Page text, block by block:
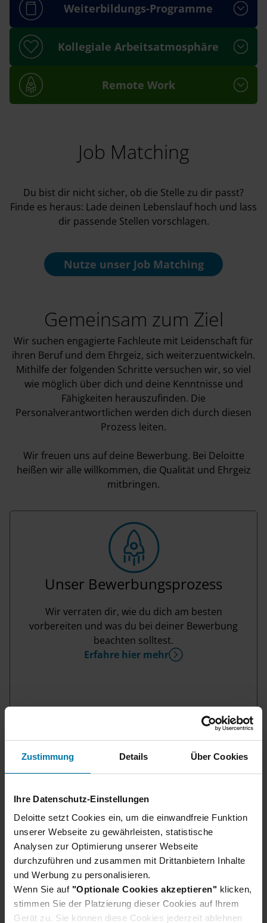
Zustimmung Details Über Cookies
Ihre Datenschutz-Einstellungen
Deloitte setzt Cookies ein, um die einwandfreie Funktion
unserer Webseite zu gewährleisten, statistische
Analysen zur Optimierung unserer Webseite
durchzuführen und zusammen mit Drittanbietern Inhalte
und Werbung zu personalisieren.
Wenn Sie auf "Optionale Cookies akzeptieren" klicken,
stimmen Sie der Platzierung dieser Cookies auf Ihrem
Gerät zu. Sie können diese Cookies jederzeit ablehnen
Weiterbildungs-Programme
Kollegiale Arbeitsatmosphäre
Remote Work
Job Matching
Du bist dir nicht sicher, ob die Stelle zu dir passt?
Finde es heraus: Lade deinen Lebenslauf hoch und lass
dir passende Stellen vorschlagen.
Nutze unserJob Matching
Gemeinsam zum Ziel
Wir suchen engagierte Fachleute mit Leidenschaft für
ihren Beruf und dem Ehrgeiz, sich weiterzuentwickeln.
Mithilfe der folgenden Schritte versuchen wir, so viel
wie möglich über dich und deine Kenntnisse und
Fähigkeiten herauszufinden. Die
Personalverantwortlichen werden dich durch diesen
Prozess leiten.
Wir freuen uns auf deine Bewerbung. Bei Deloitte
heißen wir alle willkommen, die Qualität und Ehrgeiz
mitbringen.
Unser Bewerbungsprozess
Wir verraten dir, wie du dich am besten
vorbereiten und was du bei deiner Bewerbung
beachten solltest.
Erfahre hier mehr
Du hast noch Fragen?
Hier findest du unsere Bewerbungs-FAQs, in
denen häufig gestellte Fragen direkt beantwortet
werden.
Bewerbungs-FAQs